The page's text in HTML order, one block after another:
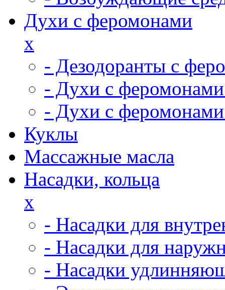
Духи с феромонами
x
- Дезодоранты с
- Духи с
- Духи с
Куклы
Массажные масла
Насадки, кольца
x
- Насадки для
- Насадки для
- Насадки